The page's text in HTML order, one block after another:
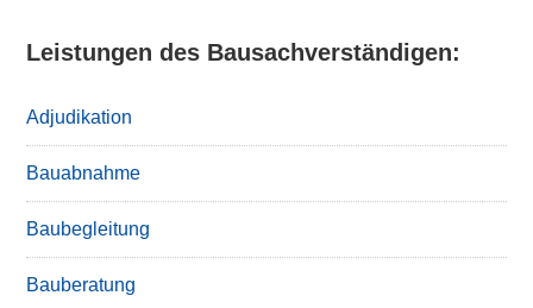
Leistungen des Bausachverständigen:
Adjudikation
Bauabnahme
Baubegleitung
Bauberatung